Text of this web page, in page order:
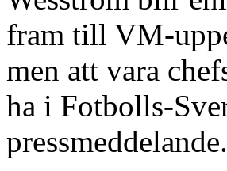
fram till VM-
men att vara
ha i Fotbolls-
pressmeddelande.